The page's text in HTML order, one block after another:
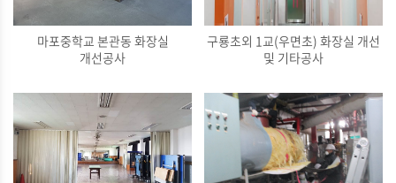
마포중학교 본관동 화장실
개선공사
구룡초외 1교(우면초) 화장실 개선
및 기타공사